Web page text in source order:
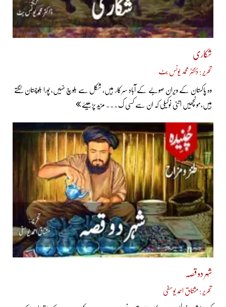
شکاری
تحریر : ڈاکٹر محمد یونس بٹ
وہ پاکستان کے ویران صوبے کے آباد سرکار ہیں، شکل سے بلوچ نہیں، پورا بلوچستان لگتے
ہیں،مونچھیں اتنی نوکیلی کہ ان سے کسی ک... مزید پڑھیئے
شہر دو قصہ
تحریر : مشتاق احمد یوسفی